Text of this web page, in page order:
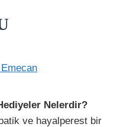
Nelerdir?
ve hayalperest bir